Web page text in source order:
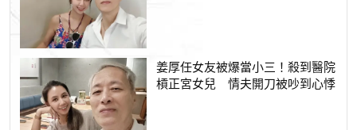
姜厚任女友被爆當小三！殺到醫院
槓正宮女兒 情夫開刀被吵到心悸